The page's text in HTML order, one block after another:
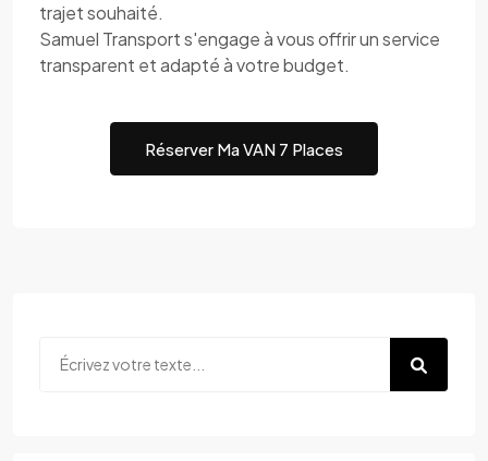
trajet souhaité.
Samuel Transport s'engage à vous offrir un service
transparent et adapté à votre budget.
Réserver Ma VAN 7 Places